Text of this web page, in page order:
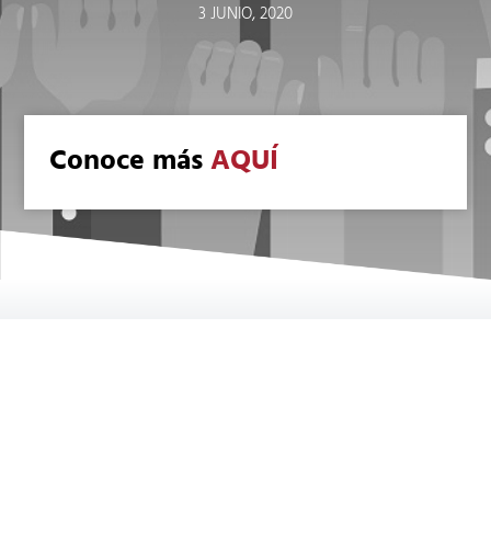
3 JUNIO, 2020
Conoce másAQUÍ